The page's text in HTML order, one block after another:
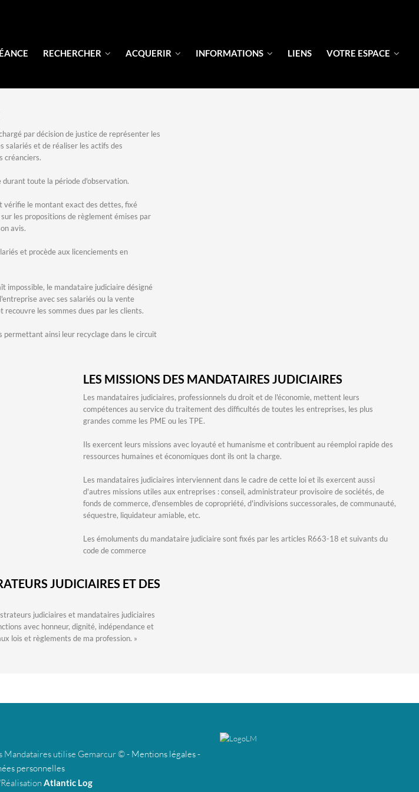
RECHERCHER ACQUERIR INFORMATIONS LIENS VOTRE ESPACE
par décision de justice de représenter les
salariés et de réaliser les actifs des
créanciers.
toute la période d'observation.
vérifie le montant exact des dettes, fixé
les propositions de règlement émises par
avis.
et procède aux licenciements en
impossible, le mandataire judiciaire désigné
avec ses salariés ou la vente
les sommes dues par les clients.
ainsi leur recyclage dans le circuit
LES MISSIONS DES MANDATAIRES JUDICIAIRES
Les mandataires judiciaires, professionnels du droit et de l'économie, mettent leurs
compétences au service du traitement des difficultés de toutes les entreprises, les plus
grandes comme les PME ou les TPE.
Ils exercent leurs missions avec loyauté et humanisme et contribuent au réemploi rapide des
ressources humaines et économiques dont ils ont la charge.
Les mandataires judiciaires interviennent dans le cadre de cette loi et ils exercent aussi
d'autres missions utiles aux entreprises : conseil, administrateur provisoire de sociétés, de
fonds de commerce, d'ensembles de copropriété, d'indivisions successorales, de communauté,
séquestre, liquidateur amiable, etc.
Les émoluments du mandataire judiciaire sont fixés par les articles R663-18 et suivants du
code de commerce
JUDICIAIRES ET DES
judiciaires et mandataires judiciaires
avec honneur, dignité, indépendance et
lois et règlements de ma profession. »
utilise Gemarcur © - Mentions légales-
personnelles
Atlantic Log